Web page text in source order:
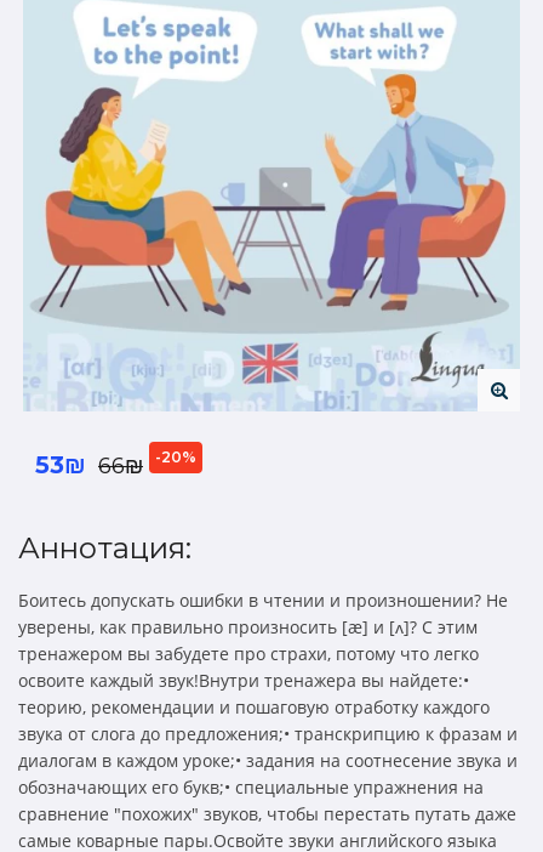
53₪ 66₪ -20%
Аннотация:
Боитесь допускать ошибки в чтении и произношении? Не
уверены, как правильно произносить [æ] и [ʌ]? С этим
тренажером вы забудете про страхи, потому что легко
освоите каждый звук!Внутри тренажера вы найдете:•
теорию, рекомендации и пошаговую отработку каждого
звука от слога до предложения;• транскрипцию к фразам и
диалогам в каждом уроке;• задания на соотнесение звука и
обозначающих его букв;• специальные упражнения на
сравнение "похожих" звуков, чтобы перестать путать даже
самые коварные пары.Освойте звуки английского языка